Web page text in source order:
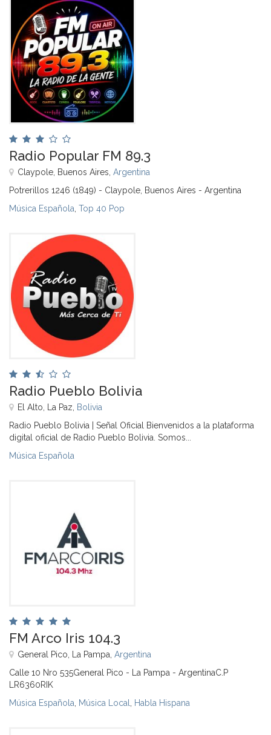
Radio Popular FM 89.3
Claypole, Buenos Aires, Argentina
Potrerillos 1246 (1849) - Claypole, Buenos Aires - Argentina
Música Española Top 40 Pop
Radio Pueblo Bolivia
El Alto, La Paz, Bolivia
Radio Pueblo Bolivia | Señal Oficial Bienvenidos a la plataforma
digital oficial de Radio Pueblo Bolivia. Somos...
Música Española
FM Arco Iris 104.3
General Pico, La Pampa, Argentina
Calle 10 Nro 535General Pico - La Pampa - ArgentinaC.P
LR6360RIK
Música Española Música Local Habla Hispana